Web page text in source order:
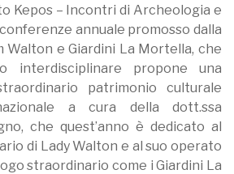
Kepos – Incontri di Archeologia e
annuale promosso dalla
Walton e Giardini La Mortella, che
interdisciplinare propone una
patrimonio culturale
a cura della dott.ssa
che quest’anno è dedicato al
di Lady Walton e al suo operato
straordinario come i Giardini La